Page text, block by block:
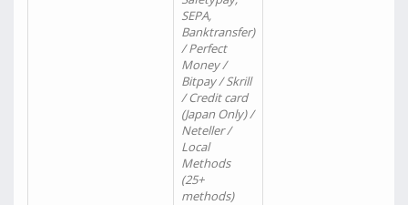
SEPA,
Banktransfer)
/ Perfect
Money /
Bitpay / Skrill
/ Credit card
(Japan Only) /
Neteller /
Local
Methods
(25+
methods)